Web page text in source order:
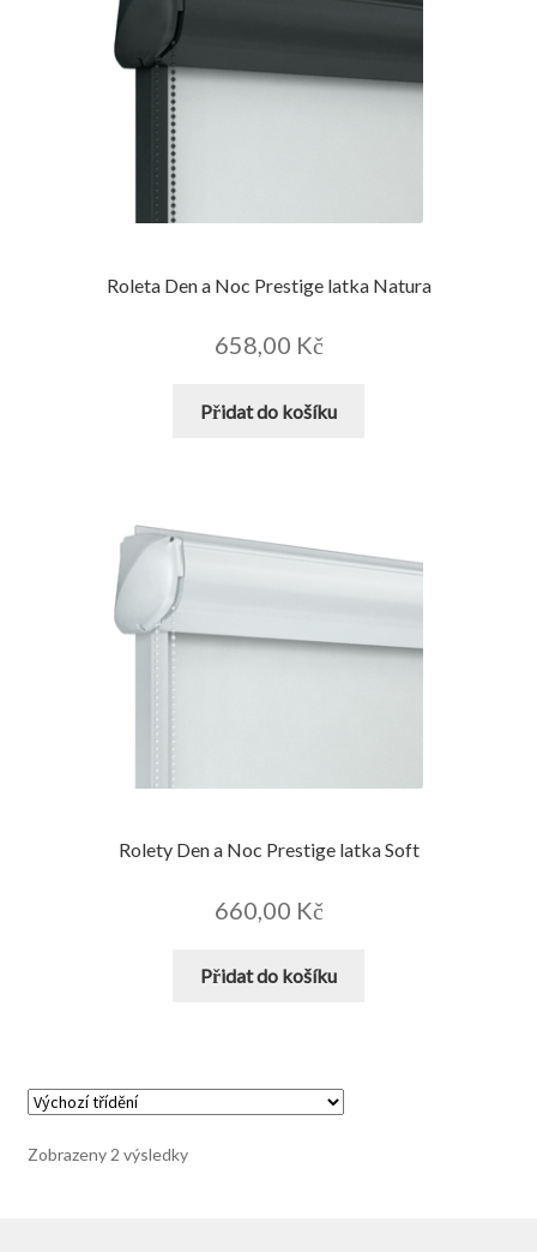
Roleta Den a Noc Prestige latka Natura
658,00 Kč
Přidat do košíku
Rolety Den a Noc Prestige latka Soft
660,00 Kč
Přidat do košíku
Zobrazeny 2 výsledky